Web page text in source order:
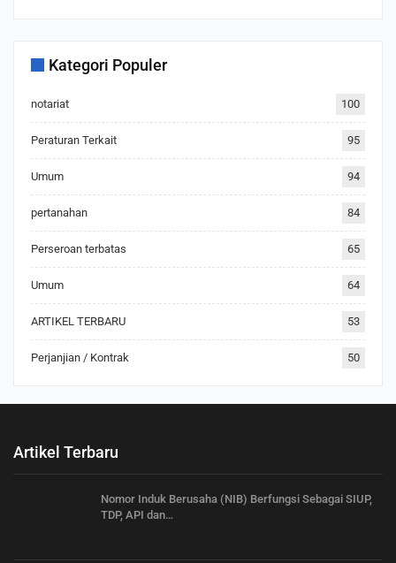
Kategori Populer
notariat 100
Peraturan Terkait 95
Umum 94
pertanahan 84
Perseroan terbatas 65
Umum 64
ARTIKEL TERBARU 53
Perjanjian / Kontrak 50
Artikel Terbaru
Nomor Induk Berusaha (NIB) Berfungsi Sebagai SIUP,
TDP, API dan…